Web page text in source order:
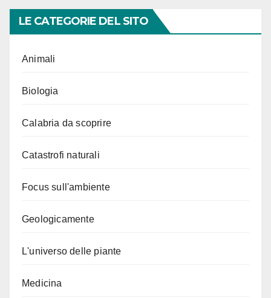
LE CATEGORIE DEL SITO
Animali
Biologia
Calabria da scoprire
Catastrofi naturali
Focus sull'ambiente
Geologicamente
L'universo delle piante
Medicina